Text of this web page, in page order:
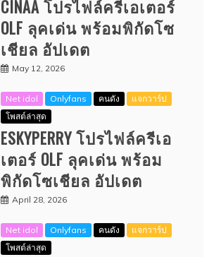
CINAA โปรไฟล์ครีเอเตอร์
OLF ลุคเด่น พร้อมพิกัดโซ
เชียล อัปเดต
May 12, 2026
Net idol Onlyfans คนดัง
แจกวาร์ป
โพสต์ล่าสุด
ESKYPERRY โปรไฟล์ครีเอ
เตอร์ OLF ลุคเด่น พร้อม
พิกัดโซเชียล อัปเดต
April 28, 2026
Net idol Onlyfans คนดัง
แจกวาร์ป
โพสต์ล่าสุด